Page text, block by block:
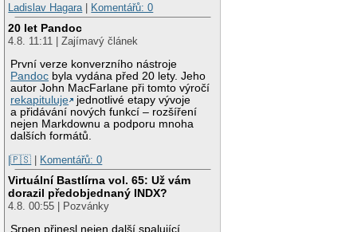
Ladislav Hagara | Komentářů: 0
20 let Pandoc
4.8. 11:11 | Zajímavý článek
První verze konverzního nástroje
Pandoc byla vydána před 20 lety. Jeho
autor John MacFarlane při tomto výročí
rekapituluje
jednotlivé etapy vývoje
a přidávání nových funkcí – rozšíření
nejen Markdownu a podporu mnoha
dalších formátů.
|🇵🇸 | Komentářů: 0
Virtuální Bastlírna vol. 65: Už vám
dorazil předobjednaný INDX?
4.8. 00:55 | Pozvánky
Srpen přinesl nejen další spalující